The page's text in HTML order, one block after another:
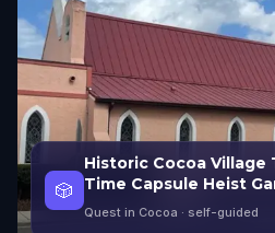
🎲
Historic Cocoa Village
Time Capsule Heist
Quest in Cocoa · self-guided